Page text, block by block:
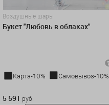
Воздушные шары
Букет ''Любовь в облаках"
Карта-10%
Самовывоз-10%
5 591 руб.